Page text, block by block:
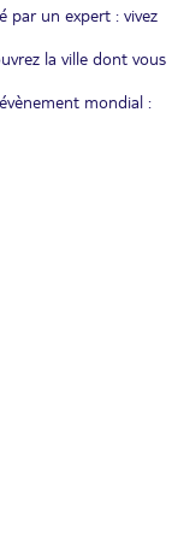
par un expert : vivez
la ville dont vous
mondial :